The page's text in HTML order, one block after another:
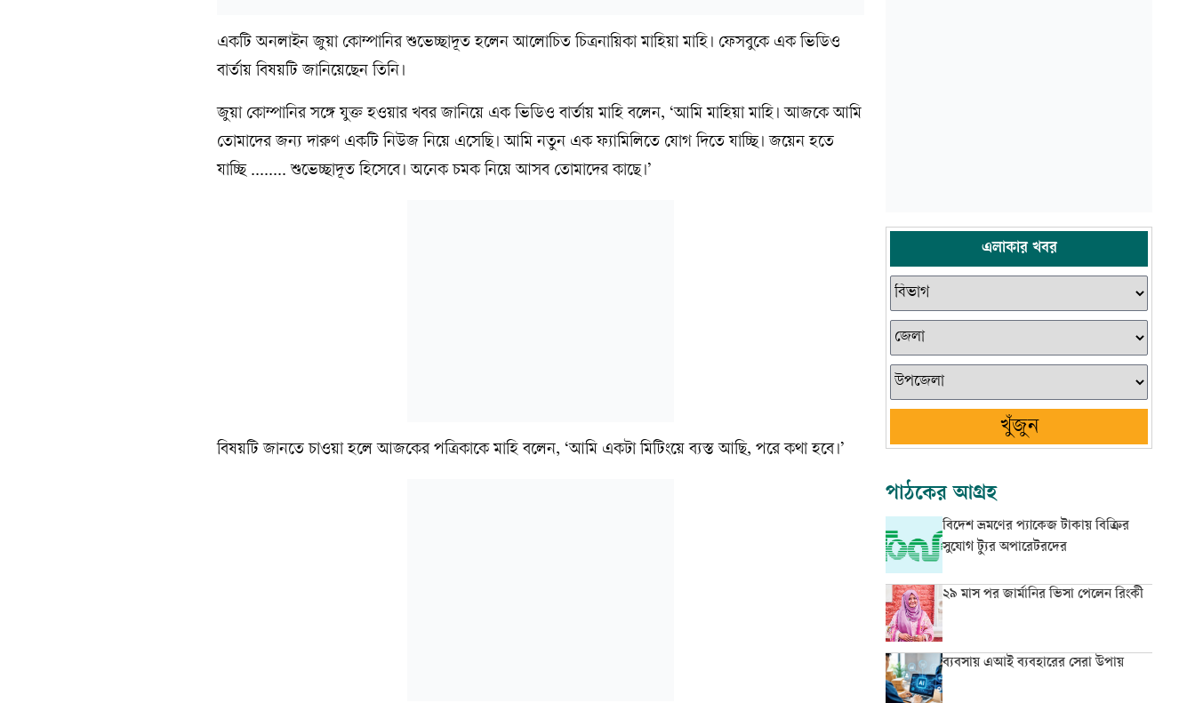
একটি অনলাইন জুয়া কোম্পানির শুভেচ্ছাদূত হলেন আলোচিত চিত্রনায়িকা মাহিয়া মাহি। ফেসবুকে এক ভিডিও
বার্তায় বিষয়টি জানিয়েছেন তিনি।
জুয়া কোম্পানির সঙ্গে যুক্ত হওয়ার খবর জানিয়ে এক ভিডিও বার্তায় মাহি বলেন, ‘আমি মাহিয়া মাহি। আজকে আমি
তোমাদের জন্য দারুণ একটি নিউজ নিয়ে এসেছি। আমি নতুন এক ফ্যামিলিতে যোগ দিতে যাচ্ছি। জয়েন হতে
যাচ্ছি ........ শুভেচ্ছাদূত হিসেবে। অনেক চমক নিয়ে আসব তোমাদের কাছে।’
বিষয়টি জানতে চাওয়া হলে আজকের পত্রিকাকে মাহি বলেন, ‘আমি একটা মিটিংয়ে ব্যস্ত আছি, পরে কথা হবে।’
এলাকার খবর
খুঁজুন
পাঠকের আগ্রহ
বিদেশ ভ্রমণের প্যাকেজ টাকায় বিক্রির
সুযোগ ট্যুর অপারেটরদের
২৯ মাস পর জার্মানির ভিসা পেলেন রিংকী
ব্যবসায় এআই ব্যবহারের সেরা উপায়